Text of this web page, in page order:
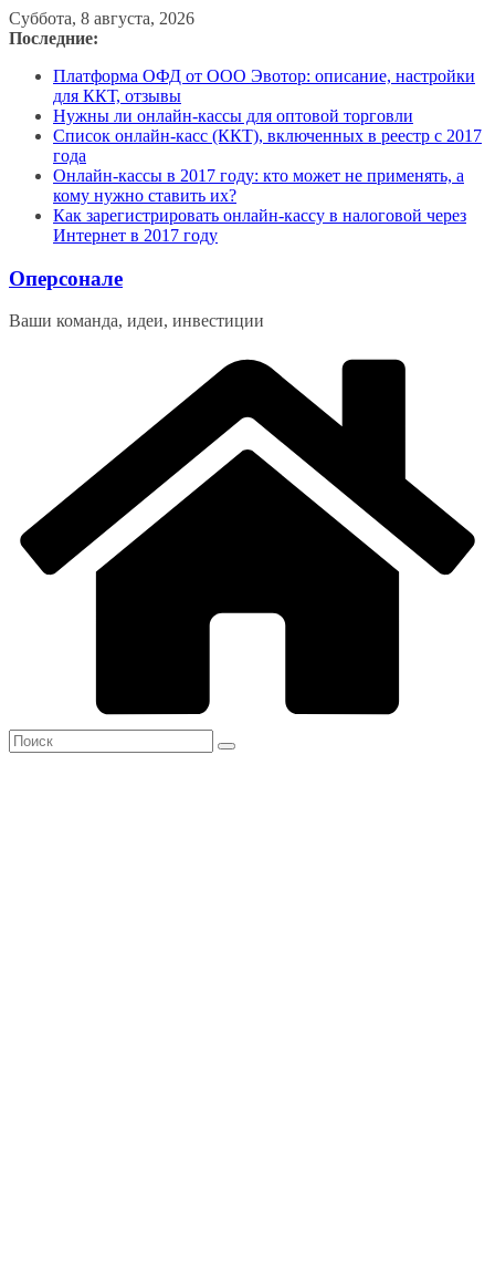
Перейти
к
Суббота, 8 августа, 2026
Последние:
Платформа ОФД от ООО Эвотор: описание, настройки
для ККТ, отзывы
Нужны ли онлайн-кассы для оптовой торговли
Список онлайн-касс (ККТ), включенных в реестр с 2017
года
Онлайн-кассы в 2017 году: кто может не применять, а
кому нужно ставить их?
Как зарегистрировать онлайн-кассу в налоговой через
Интернет в 2017 году
Оперсонале
Ваши команда, идеи, инвестиции